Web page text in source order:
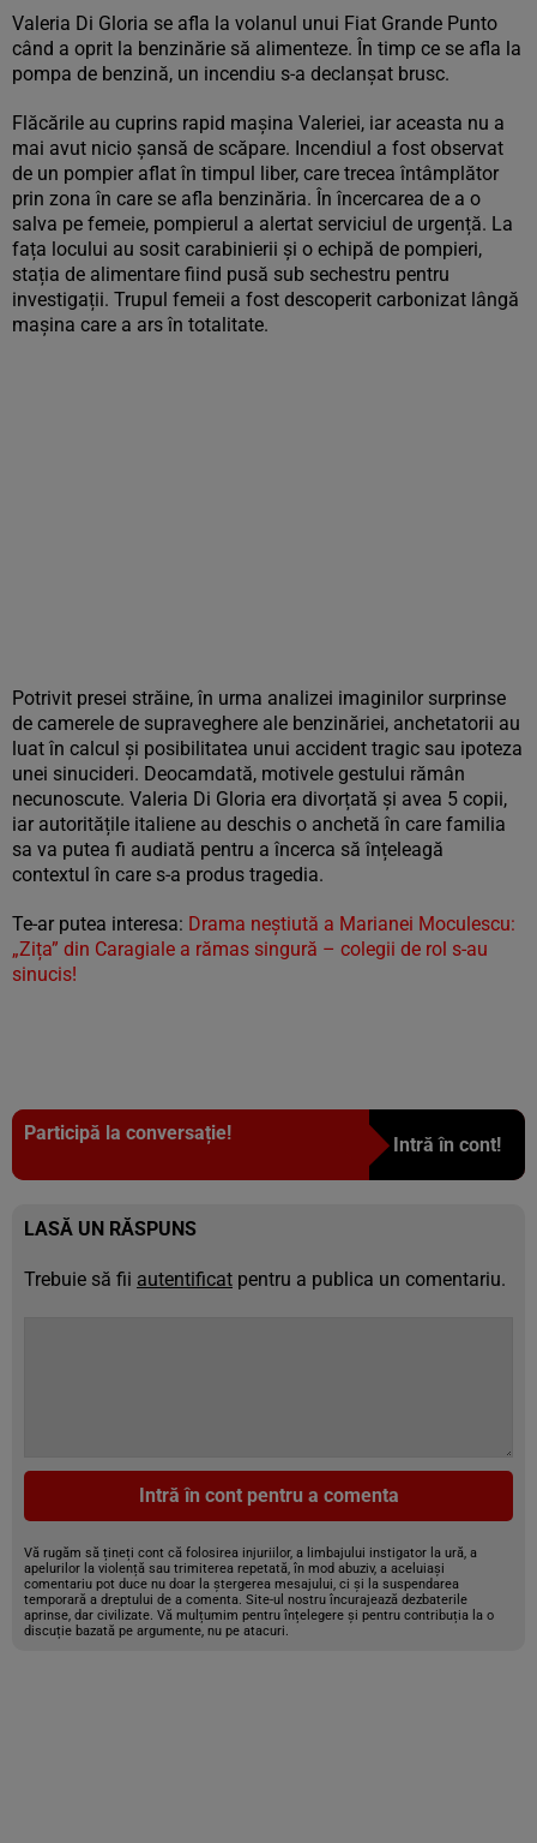
Valeria Di Gloria se afla la volanul unui Fiat Grande Punto
când a oprit la benzinărie să alimenteze. În timp ce se afla la
pompa de benzină, un incendiu s-a declanșat brusc.
Flăcările au cuprins rapid mașina Valeriei, iar aceasta nu a
mai avut nicio șansă de scăpare. Incendiul a fost observat
de un pompier aflat în timpul liber, care trecea întâmplător
prin zona în care se afla benzinăria. În încercarea de a o
salva pe femeie, pompierul a alertat serviciul de urgență. La
fața locului au sosit carabinierii și o echipă de pompieri,
stația de alimentare fiind pusă sub sechestru pentru
investigații. Trupul femeii a fost descoperit carbonizat lângă
mașina care a ars în totalitate.
Potrivit presei străine, în urma analizei imaginilor surprinse
de camerele de supraveghere ale benzinăriei, anchetatorii au
luat în calcul și posibilitatea unui accident tragic sau ipoteza
unei sinucideri. Deocamdată, motivele gestului rămân
necunoscute. Valeria Di Gloria era divorțată și avea 5 copii,
iar autoritățile italiene au deschis o anchetă în care familia
sa va putea fi audiată pentru a încerca să înțeleagă
contextul în care s-a produs tragedia.
Te-ar putea interesa: Drama neștiută a Marianei Moculescu:
„Zița” din Caragiale a rămas singură – colegii de rol s-au
sinucis!
Participă la conversație!
Intră în cont!
LASĂ UN RĂSPUNS
Trebuie să fii autentificat pentru a publica un comentariu.
Intră în cont pentru a comenta
Vă rugăm să țineți cont că folosirea injuriilor, a limbajului instigator la ură, a
apelurilor la violență sau trimiterea repetată, în mod abuziv, a aceluiași
comentariu pot duce nu doar la ștergerea mesajului, ci și la suspendarea
temporară a dreptului de a comenta. Site-ul nostru încurajează dezbaterile
aprinse, dar civilizate. Vă mulțumim pentru înțelegere și pentru contribuția la o
discuție bazată pe argumente, nu pe atacuri.